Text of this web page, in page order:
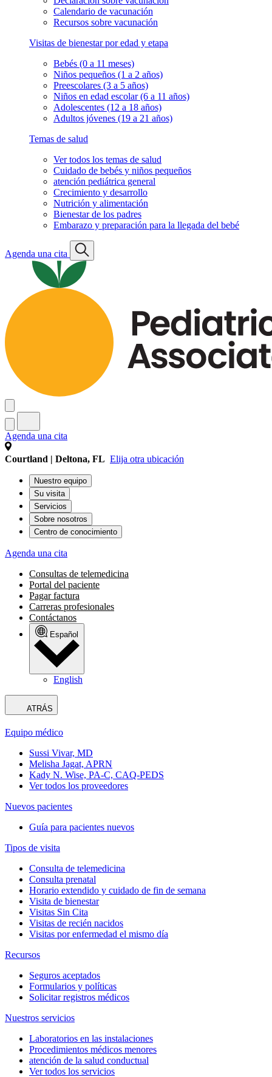
Calendario de vacunación
Recursos sobre vacunación
Visitas de bienestar por edad y etapa
Bebés (0 a 11 meses)
Niños pequeños (1 a 2 años)
Preescolares (3 a 5 años)
Niños en edad escolar (6 a 11 años)
Adolescentes (12 a 18 años)
Adultos jóvenes (19 a 21 años)
Temas de salud
Ver todos los temas de salud
Cuidado de bebés y niños pequeños
atención pediátrica general
Crecimiento y desarrollo
Nutrición y alimentación
Bienestar de los padres
Embarazo y preparación para la llegada del bebé
Agenda una cita
Agenda una cita
Courtland | Deltona, FL Elija otra ubicación
Nuestro equipo
Su visita
Servicios
Sobre nosotros
Centro de conocimiento
Agenda una cita
Consultas de telemedicina
Portal del paciente
Pagar factura
Carreras profesionales
Contáctanos
Español
English
ATRÁS
Equipo médico
Sussi Vivar, MD
Melisha Jagat, APRN
Kady N. Wise, PA-C, CAQ-PEDS
Ver todos los proveedores
Nuevos pacientes
Guía para pacientes nuevos
Tipos de visita
Consulta de telemedicina
Consulta prenatal
Horario extendido y cuidado de fin de semana
Visita de bienestar
Visitas Sin Cita
Visitas de recién nacidos
Visitas por enfermedad el mismo día
Recursos
Seguros aceptados
Formularios y políticas
Solicitar registros médicos
Nuestros servicios
Laboratorios en las instalaciones
Procedimientos médicos menores
atención de la salud conductual
Ver todos los servicios